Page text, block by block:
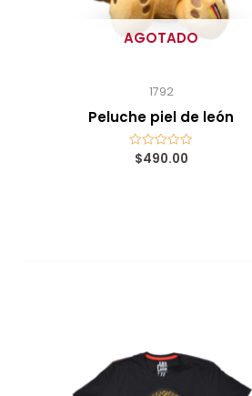
AGOTADO
1792
Peluche piel de león
Valorado
con
$490.00